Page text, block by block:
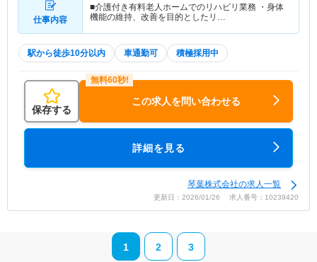
仕事内容
■介護付き有料老人ホームでのリハビリ業務 ・身体
機能の維持、改善を目的としたリ…
駅から徒歩10分以内 車通勤可 積極採用中
保存する
この求人を問い合わせる
詳細を見る
琴葉株式会社の求人一覧
更新日：2026/01/26 求人番号：10239420
1 2 3